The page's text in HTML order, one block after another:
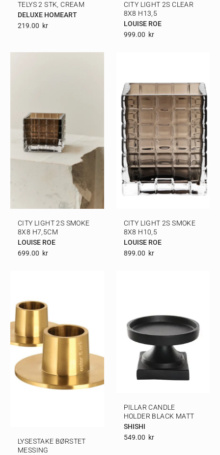
TELYS 2 STK, CREAM
DELUXE HOMEART
219.00 Kr
CITY LIGHT 2S CLEAR
8X8 H13,5
LOUISE ROE
999.00 Kr
CITY LIGHT 2S SMOKE
8X8 H7,5CM
LOUISE ROE
699.00 Kr
CITY LIGHT 2S SMOKE
8X8 H10,5
LOUISE ROE
899.00 Kr
LYSESTAKE BØRSTET
MESSING
PILLAR CANDLE
HOLDER BLACK MATT
SHISHI
549.00 Kr